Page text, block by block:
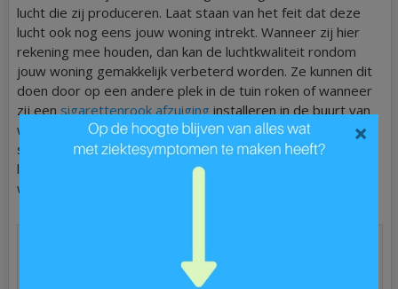
lucht die zij produceren. Laat staan van het feit dat deze
lucht ook nog eens jouw woning intrekt. Wanneer zij hier
rekening mee houden, dan kan de luchtkwaliteit rondom
jouw woning gemakkelijk verbeterd worden. Ze kunnen dit
doen door op een andere plek in de tuin roken of wanneer
zij eensigarettenrook afzuiginginstalleren in de buurt van
waar gerookt wordt. Ditzelfde geldt overigens voor
schadelijke rook van bijvoorbeeld een barbecue of andere
lucht verslechterende activiteiten die door de buren
worden uitgevoerd.
Luchtkwaliteit, Luchtkwaliteit zelf
sigarettenrook afzuiging
×